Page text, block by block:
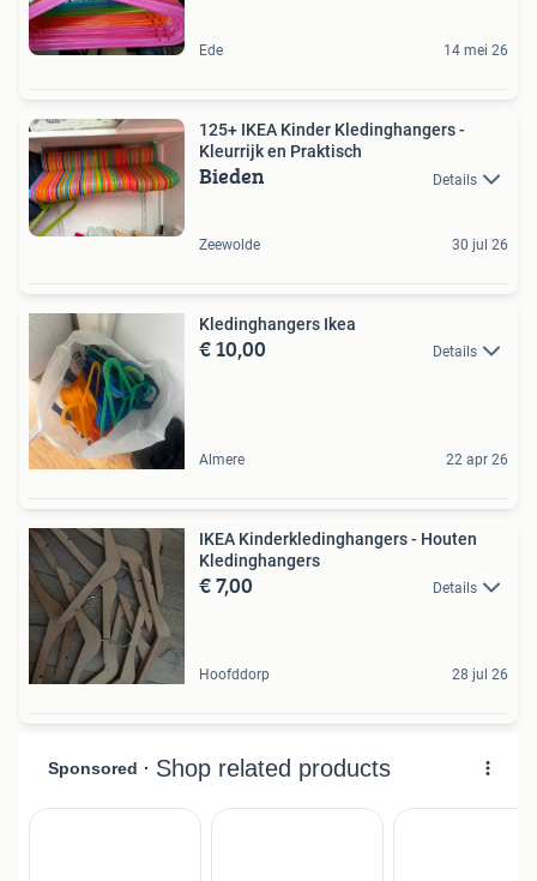
Ede 14 mei 26
125+ IKEA Kinder Kledinghangers -
Kleurrijk en Praktisch
Bieden Details
Zeewolde 30 jul 26
Kledinghangers Ikea
€ 10,00 Details
Almere 22 apr 26
IKEA Kinderkledinghangers - Houten
Kledinghangers
€ 7,00 Details
Hoofddorp 28 jul 26